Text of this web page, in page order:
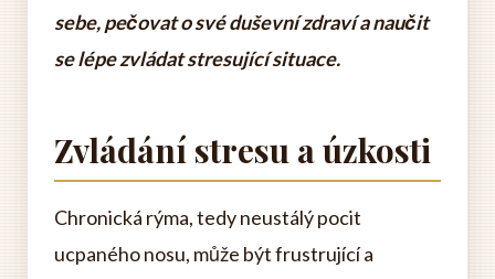
sebe, pečovat o své duševní zdraví a naučit
se lépe zvládat stresující situace.
Zvládání stresu a úzkosti
Chronická rýma, tedy neustálý pocit
ucpaného nosu, může být frustrující a